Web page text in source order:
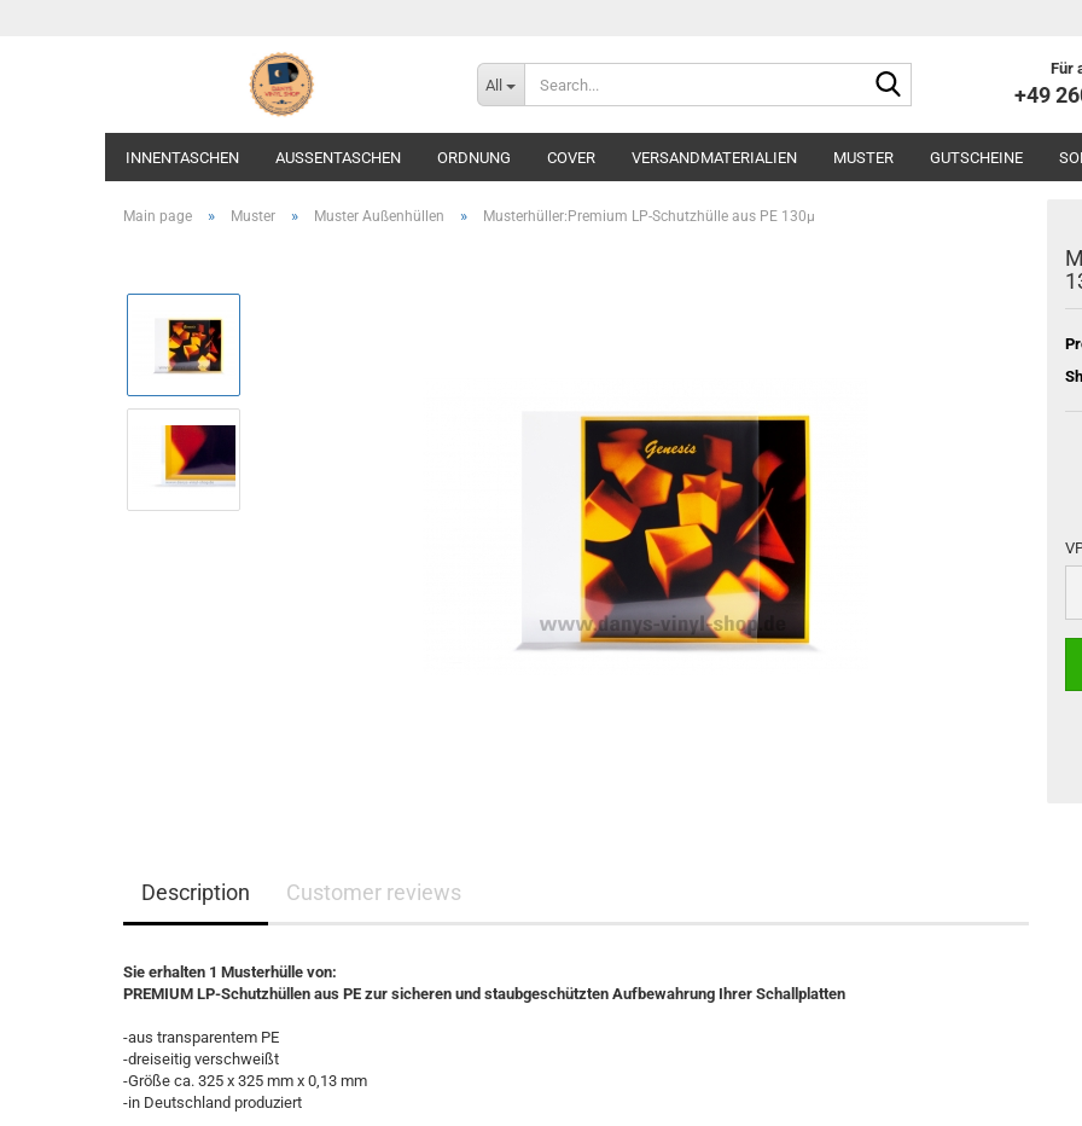
All
Für
+49
INNENTASCHEN AUSSENTASCHEN ORDNUNG COVER VERSANDMATERIALIEN MUSTER GUTSCHEINE
Main page » Muster » Muster Außenhüllen » Musterhüller:Premium LP-Schutzhülle aus PE 130µ
Description Customer reviews
Sie erhalten 1 Musterhülle von:
PREMIUM LP-Schutzhüllen aus PE zur sicheren und staubgeschützten Aufbewahrung Ihrer Schallplatten
-aus transparentem PE
-dreiseitig verschweißt
-Größe ca. 325 x 325 mm x 0,13 mm
-in Deutschland produziert